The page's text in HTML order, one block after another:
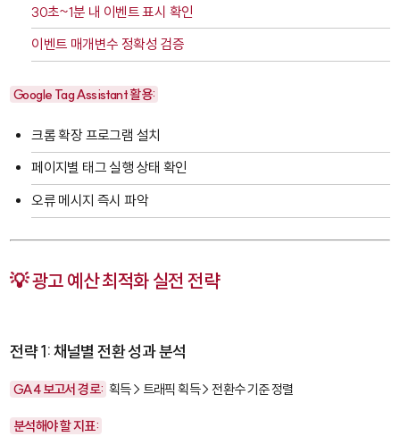
30초~1분 내 이벤트 표시 확인
이벤트 매개변수 정확성 검증
Google Tag Assistant 활용:
크롬 확장 프로그램 설치
페이지별 태그 실행 상태 확인
오류 메시지 즉시 파악
💡 광고 예산 최적화 실전 전략
전략 1: 채널별 전환 성과 분석
GA4 보고서 경로: 획득 > 트래픽 획득 > 전환수 기준 정렬
분석해야 할 지표: